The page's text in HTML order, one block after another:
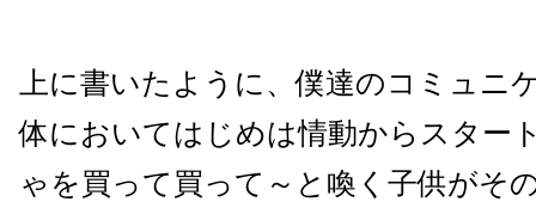
上に書いたように、僕達のコミュニ
体においてはじめは情動からスター
ゃを買って買って～と喚く子供がそ